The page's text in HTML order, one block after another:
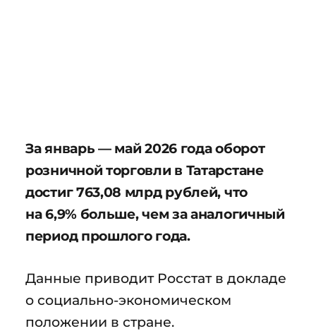
За январь — май 2026 года оборот
розничной торговли в Татарстане
достиг 763,08 млрд рублей, что
на 6,9% больше, чем за аналогичный
период прошлого года.
Данные приводит Росстат в докладе
о социально-экономическом
положении в стране.